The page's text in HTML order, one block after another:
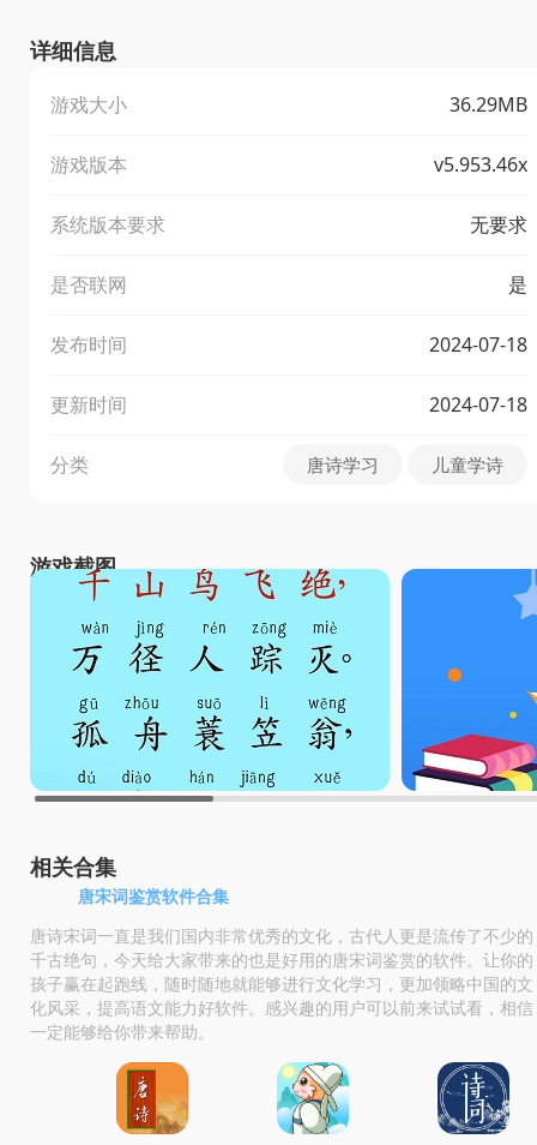
详细信息
游戏大小 36.29MB
游戏版本 v5.953.46x
系统版本要求 无要求
是否联网 是
发布时间 2024-07-18
更新时间 2024-07-18
分类 唐诗学习 儿童学诗
游戏截图
相关合集
唐宋词鉴赏软件合集
唐诗宋词一直是我们国内非常优秀的文化，古代人更是流传了不少的
千古绝句，今天给大家带来的也是好用的唐宋词鉴赏的软件。让你的
孩子赢在起跑线，随时随地就能够进行文化学习，更加领略中国的文
化风采，提高语文能力好软件。感兴趣的用户可以前来试试看，相信
一定能够给你带来帮助。